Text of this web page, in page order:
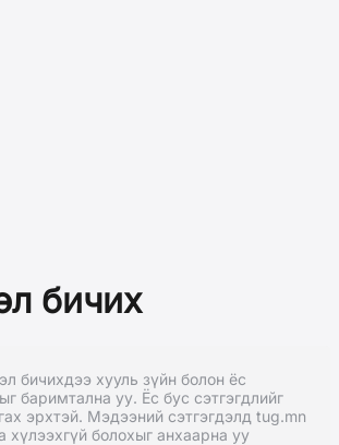
бичих
бичихдээ хууль зүйн болон ёс
баримтална уу. Ёс бус сэтгэгдлийг
эрхтэй. Мэдээний сэтгэгдэлд tug.mn
хүлээхгүй болохыг анхаарна уу